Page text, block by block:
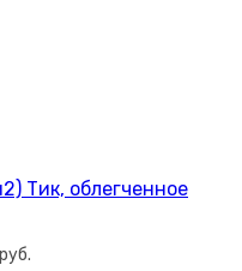
Тик, облегченное